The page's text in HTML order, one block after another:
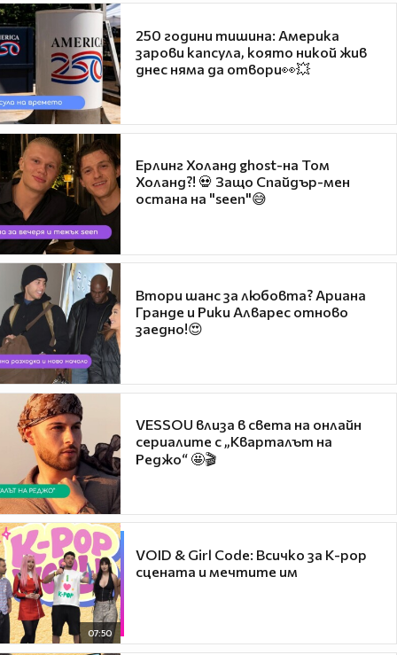
250 години тишина: Америка
зарови капсула, която никой жив
днес няма да отвори👀💥
Ерлинг Холанд ghost-на Том
Холанд?! 💀 Защо Спайдър-мен
остана на "seen"😅
Втори шанс за любовта? Ариана
Гранде и Рики Алварес отново
заедно!😍
VESSOU влиза в света на онлайн
сериалите с „Кварталът на
Реджо“ 🤩🎬
07:50
VOID & Girl Code: Всичко за K-pop
сцената и мечтите им